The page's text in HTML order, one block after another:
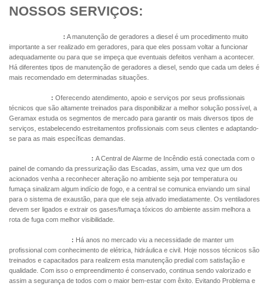
NOSSOS SERVIÇOS:
: A manutenção de geradores a diesel é um procedimento muito
importante a ser realizado em geradores, para que eles possam voltar a funcionar
adequadamente ou para que se impeça que eventuais defeitos venham a acontecer.
Há diferentes tipos de manutenção de geradores a diesel, sendo que cada um deles é
mais recomendado em determinadas situações.
: Oferecendo atendimento, apoio e serviços por seus profissionais
técnicos que são altamente treinados para disponibilizar a melhor solução possível, a
Geramax estuda os segmentos de mercado para garantir os mais diversos tipos de
serviços, estabelecendo estreitamentos profissionais com seus clientes e adaptando-
se para as mais específicas demandas.
: A Central de Alarme de Incêndio está conectada com o
painel de comando da pressurização das Escadas, assim, uma vez que um dos
acionados venha a reconhecer alteração no ambiente seja por temperatura ou
fumaça sinalizam algum indício de fogo, e a central se comunica enviando um sinal
para o sistema de exaustão, para que ele seja ativado imediatamente. Os ventiladores
devem ser ligados e extrair os gases/fumaça tóxicos do ambiente assim melhora a
rota de fuga com melhor visibilidade.
: Há anos no mercado viu a necessidade de manter um
profissional com conhecimento de elétrica, hidráulica e civil. Hoje nossos técnicos são
treinados e capacitados para realizem esta manutenção predial com satisfação e
qualidade. Com isso o empreendimento é conservado, continua sendo valorizado e
assim a segurança de todos com o maior bem-estar com êxito. Evitando Problema e